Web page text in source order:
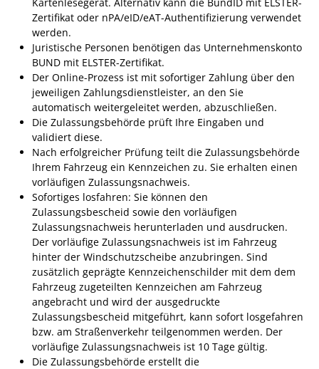
Ausschreibungen
Bebauungspläne
Ortsrecht
Gemeinderat
Standesamtliche
Trauungen
Karriere
Onlinezugangsgesetz
ERLEBEN
Tourismus
Steillagen/Weinberge
Natur Umwelt Klima
Pop-Up-Museum
Kerngeschichten
Zertifikat oder nPA/eID/eAT-Authentifizierung verwendet
werden.
Juristische Personen benötigen das Unternehmenskonto
BUND mit ELSTER-Zertifikat.
Der Online-Prozess ist mit sofortiger Zahlung über den
jeweiligen Zahlungsdienstleister, an den Sie
automatisch weitergeleitet werden, abzuschließen.
Die Zulassungsbehörde prüft Ihre Eingaben und
validiert diese.
Nach erfolgreicher Prüfung teilt die Zulassungsbehörde
Ihrem Fahrzeug ein Kennzeichen zu. Sie erhalten einen
vorläufigen Zulassungsnachweis.
Sofortiges losfahren: Sie können den
Zulassungsbescheid sowie den vorläufigen
Zulassungsnachweis herunterladen und ausdrucken.
Der vorläufige Zulassungsnachweis ist im Fahrzeug
hinter der Windschutzscheibe anzubringen. Sind
zusätzlich geprägte Kennzeichenschilder mit dem dem
Fahrzeug zugeteilten Kennzeichen am Fahrzeug
angebracht und wird der ausgedruckte
Zulassungsbescheid mitgeführt, kann sofort losgefahren
bzw. am Straßenverkehr teilgenommen werden. Der
vorläufige Zulassungsnachweis ist 10 Tage gültig.
Die Zulassungsbehörde erstellt die